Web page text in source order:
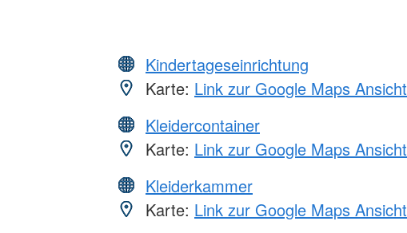
Kindertageseinrichtung
Karte: Link zur Google Maps Ansicht
Kleidercontainer
Karte: Link zur Google Maps Ansicht
Kleiderkammer
Karte: Link zur Google Maps Ansicht